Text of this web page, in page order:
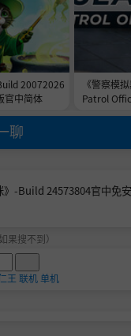
20072026
官中简体
《警察模
Patrol
聊
》-Build 24573804官中免
果搜不到）
王联机单机